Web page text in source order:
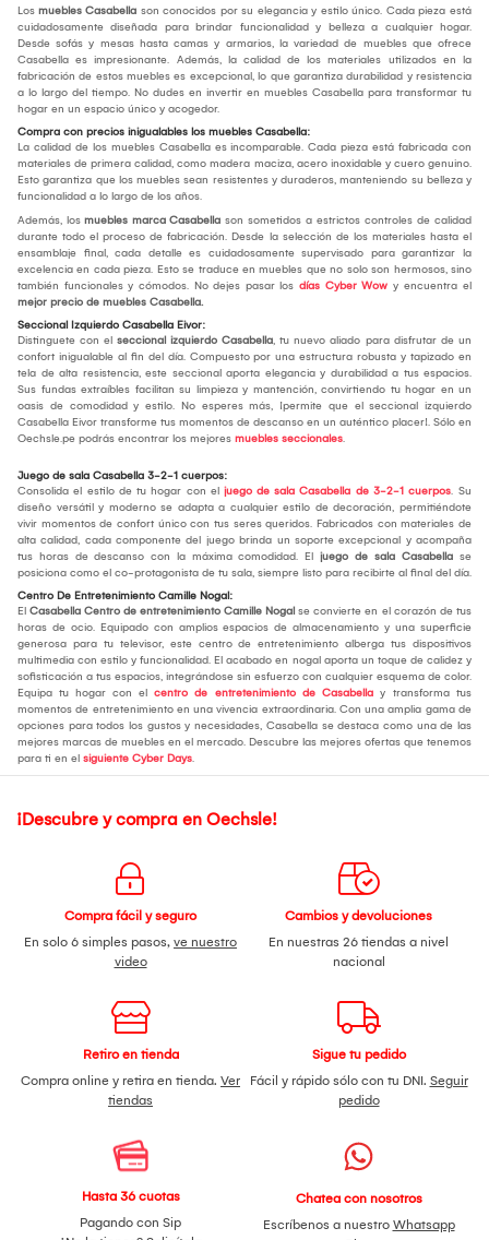
Los muebles Casabella son conocidos por su elegancia y estilo único. Cada pieza está
cuidadosamente diseñada para brindar funcionalidad y belleza a cualquier hogar.
Desde sofás y mesas hasta camas y armarios, la variedad de muebles que ofrece
Casabella es impresionante. Además, la calidad de los materiales utilizados en la
fabricación de estos muebles es excepcional, lo que garantiza durabilidad y resistencia
a lo largo del tiempo. No dudes en invertir en muebles Casabella para transformar tu
hogar en un espacio único y acogedor.
Compra con precios inigualables los muebles Casabella:
La calidad de los muebles Casabella es incomparable. Cada pieza está fabricada con
materiales de primera calidad, como madera maciza, acero inoxidable y cuero genuino.
Esto garantiza que los muebles sean resistentes y duraderos, manteniendo su belleza y
funcionalidad a lo largo de los años.
Además, los muebles marca Casabella son sometidos a estrictos controles de calidad
durante todo el proceso de fabricación. Desde la selección de los materiales hasta el
ensamblaje final, cada detalle es cuidadosamente supervisado para garantizar la
excelencia en cada pieza. Esto se traduce en muebles que no solo son hermosos, sino
también funcionales y cómodos. No dejes pasar los días Cyber Wow y encuentra el
mejor precio de muebles Casabella.
Seccional Izquierdo Casabella Eivor:
Distinguete con el seccional izquierdo Casabella, tu nuevo aliado para disfrutar de un
confort inigualable al fin del día. Compuesto por una estructura robusta y tapizado en
tela de alta resistencia, este seccional aporta elegancia y durabilidad a tus espacios.
Sus fundas extraíbles facilitan su limpieza y mantención, convirtiendo tu hogar en un
oasis de comodidad y estilo. No esperes más, ¡permite que el seccional izquierdo
Casabella Eivor transforme tus momentos de descanso en un auténtico placer!. Sólo en
Oechsle.pe podrás encontrar los mejores muebles seccionales.
Juego de sala Casabella 3-2-1 cuerpos:
Consolida el estilo de tu hogar con el juego de sala Casabella de 3-2-1 cuerpos. Su
diseño versátil y moderno se adapta a cualquier estilo de decoración, permitiéndote
vivir momentos de confort único con tus seres queridos. Fabricados con materiales de
alta calidad, cada componente del juego brinda un soporte excepcional y acompaña
tus horas de descanso con la máxima comodidad. El juego de sala Casabella se
posiciona como el co-protagonista de tu sala, siempre listo para recibirte al final del día.
Centro De Entretenimiento Camille Nogal:
El Casabella Centro de entretenimiento Camille Nogal se convierte en el corazón de tus
horas de ocio. Equipado con amplios espacios de almacenamiento y una superficie
generosa para tu televisor, este centro de entretenimiento alberga tus dispositivos
multimedia con estilo y funcionalidad. El acabado en nogal aporta un toque de calidez y
sofisticación a tus espacios, integrándose sin esfuerzo con cualquier esquema de color.
Equipa tu hogar con el centro de entretenimiento de Casabella y transforma tus
momentos de entretenimiento en una vivencia extraordinaria. Con una amplia gama de
opciones para todos los gustos y necesidades, Casabella se destaca como una de las
mejores marcas de muebles en el mercado. Descubre las mejores ofertas que tenemos
para ti en el siguiente Cyber Days.
¡Descubre y compra en Oechsle!
Compra fácil y seguro
En solo 6 simples pasos, ve nuestro
video
Cambios y devoluciones
En nuestras 26 tiendas a nivel
nacional
Retiro en tienda
Compra online y retira en tienda. Ver
tiendas
Sigue tu pedido
Fácil y rápido sólo con tu DNI. Seguir
pedido
Hasta 36 cuotas
Pagando con Sip
Chatea con nosotros
Escríbenos a nuestro Whatsapp